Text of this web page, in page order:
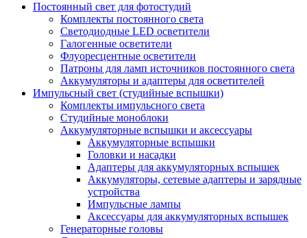
Постоянный свет для фотостудий
Комплекты постоянного света
Светодиодные LED осветители
Галогенные осветители
Флуоресцентные осветители
Патроны для ламп источников постоянного света
Аккумуляторы и адаптеры для осветителей
Импульсный свет (студийные вспышки)
Комплекты импульсного света
Студийные моноблоки
Аккумуляторные вспышки и аксессуары
Аккумуляторные вспышки
Головки и насадки
Адаптеры для аккумуляторных вспышек
Аккумуляторы, сетевые адаптеры и зарядные
устройства
Импульсные лампы
Аксессуары для аккумуляторных вспышек
Генераторные головы